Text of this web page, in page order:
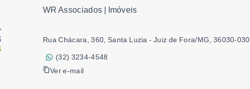
WR Associados | Imóveis
Rua Chácara, 360, Santa Luzia - Juiz de Fora/MG, 36030-030
(32) 3234-4548
Ver e-mail